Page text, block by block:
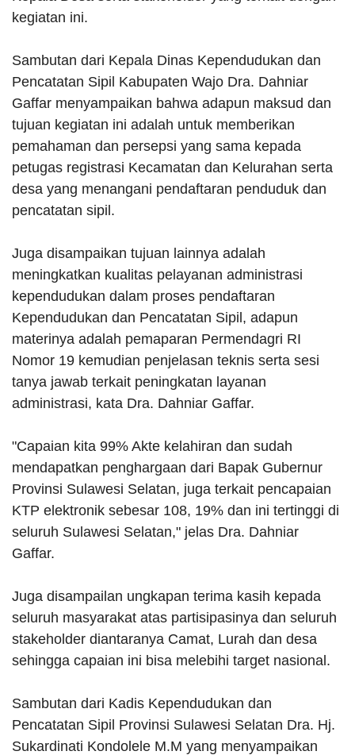
kegiatan ini.
Sambutan dari Kepala Dinas Kependudukan dan
Pencatatan Sipil Kabupaten Wajo Dra. Dahniar
Gaffar menyampaikan bahwa adapun maksud dan
tujuan kegiatan ini adalah untuk memberikan
pemahaman dan persepsi yang sama kepada
petugas registrasi Kecamatan dan Kelurahan serta
desa yang menangani pendaftaran penduduk dan
pencatatan sipil.
Juga disampaikan tujuan lainnya adalah
meningkatkan kualitas pelayanan administrasi
kependudukan dalam proses pendaftaran
Kependudukan dan Pencatatan Sipil, adapun
materinya adalah pemaparan Permendagri RI
Nomor 19 kemudian penjelasan teknis serta sesi
tanya jawab terkait peningkatan layanan
administrasi, kata Dra. Dahniar Gaffar.
"Capaian kita 99% Akte kelahiran dan sudah
mendapatkan penghargaan dari Bapak Gubernur
Provinsi Sulawesi Selatan, juga terkait pencapaian
KTP elektronik sebesar 108, 19% dan ini tertinggi di
seluruh Sulawesi Selatan," jelas Dra. Dahniar
Gaffar.
Juga disampailan ungkapan terima kasih kepada
seluruh masyarakat atas partisipasinya dan seluruh
stakeholder diantaranya Camat, Lurah dan desa
sehingga capaian ini bisa melebihi target nasional.
Sambutan dari Kadis Kependudukan dan
Pencatatan Sipil Provinsi Sulawesi Selatan Dra. Hj.
Sukardinati Kondolele M.M yang menyampaikan